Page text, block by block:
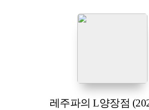
레주파의 L양장점